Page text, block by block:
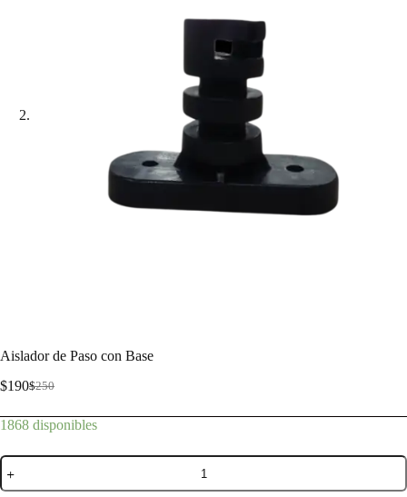
Aislador de Paso con Base
$250
$190
1868 disponibles